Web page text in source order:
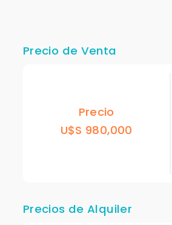
Precio de Venta
Precio
U$S 980,000
Precios de Alquiler